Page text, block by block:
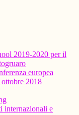
2019-2020 per il
europea
2018
internazionali e